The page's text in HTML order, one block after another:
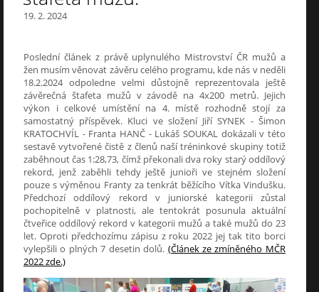
19. 2. 2024
Poslední článek z právě uplynulého Mistrovství ČR mužů a
žen musím věnovat závěru celého programu, kde nás v neděli
18.2.2024 odpoledne velmi důstojně reprezentovala ještě
závěrečná štafeta mužů v závodě na 4x200 metrů. Jejich
výkon i celkové umístění na 4. místě rozhodně stojí za
samostatný příspěvek. Kluci ve složení Jiří SYNEK - Šimon
KRATOCHVÍL - Franta HANČ - Lukáš SOUKAL dokázali v této
sestavě vytvořené čistě z členů naší tréninkové skupiny totiž
zaběhnout čas 1:28,73, čímž překonali dva roky starý oddílový
rekord, jenž zaběhli tehdy ještě junioři ve stejném složení
pouze s výměnou Franty za tenkrát běžícího Vítka Vindušku.
Předchozí oddílový rekord v juniorské kategorii zůstal
pochopitelně v platnosti, ale tentokrát posunula aktuální
čtveřice oddílový rekord v kategorii mužů a také mužů do 23
let. Oproti předchozímu zápisu z roku 2022 jej tak tito borci
vylepšili o plných 7 desetin dolů. (Článek ze zmíněného MČR
2022 zde.)